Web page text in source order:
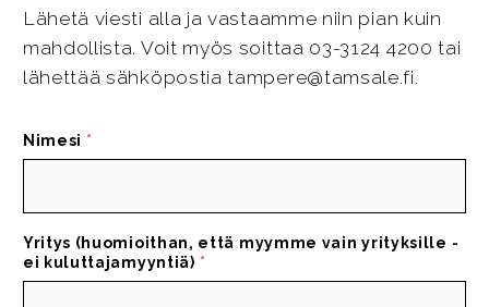
Lähetä viesti alla ja vastaamme niin pian kuin
mahdollista. Voit myös soittaa 03-3124 4200 tai
lähettää sähköpostia tampere@tamsale.fi.
Nimesi *
Yritys (huomioithan, että myymme vain yrityksille -
ei kuluttajamyyntiä) *